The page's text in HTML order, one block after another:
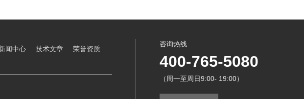
闻中心 技术文章 荣誉资质
咨询热线
400-765-5080
（周一至周日9:00- 19:00）